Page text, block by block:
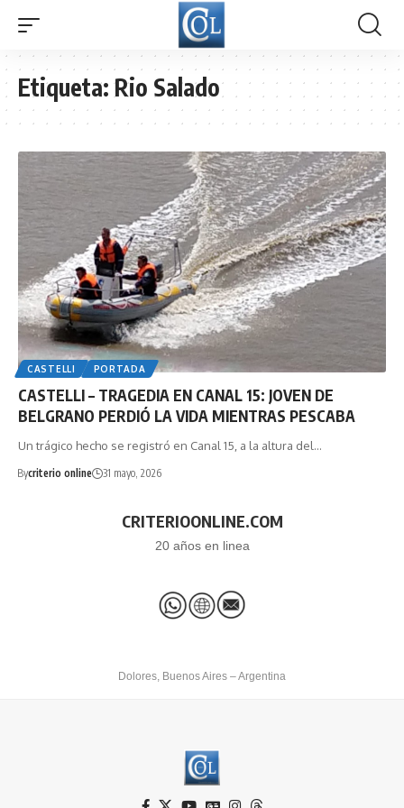
Etiqueta:Rio Salado
CASTELLI PORTADA
CASTELLI – TRAGEDIA EN CANAL 15: JOVEN DE
BELGRANO PERDIÓ LA VIDA MIENTRAS PESCABA
Un trágico hecho se registró en Canal 15, a la altura del…
Bycriterio online 31 mayo, 2026
CRITERIOONLINE.COM
20 años en linea
Dolores, Buenos Aires – Argentina